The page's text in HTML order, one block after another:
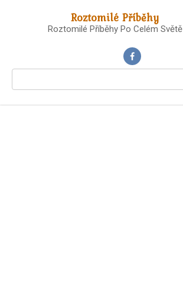
Roztomilé Příběhy
Roztomilé Příběhy Po Celém Světě